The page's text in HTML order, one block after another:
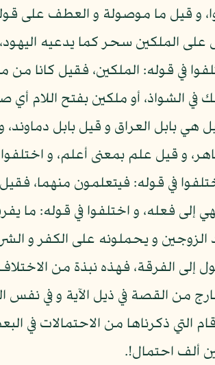
و قيل ما موصولة و العطف على
على الملكين سحر كما يدعيه
في قوله: الملكين، فقيل كانا من
في الشواذ، أو ملكين بفتح اللام أي
هي بابل العراق و قيل بابل
و قيل علم بمعنى أعلم، و
في قوله: فيتعلمون منهما،
إلى فعله، و اختلفوا في قوله: ما
الزوجين و يحملونه على الكفر و
إلى الفرقة، فهذه نبذة من
من القصة في ذيل الآية و في
التي ذكرناها من الاحتمالات
ألف احتمال!.